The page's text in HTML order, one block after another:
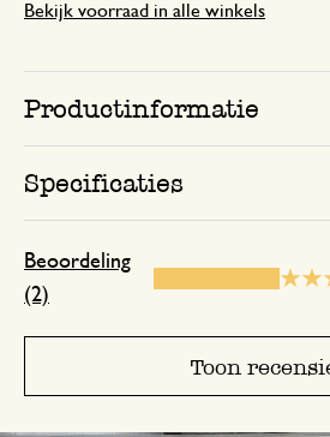
Bekijk voorraad in alle winkels
Productinformatie
Specificaties
Beoordeling
(2)
Toon